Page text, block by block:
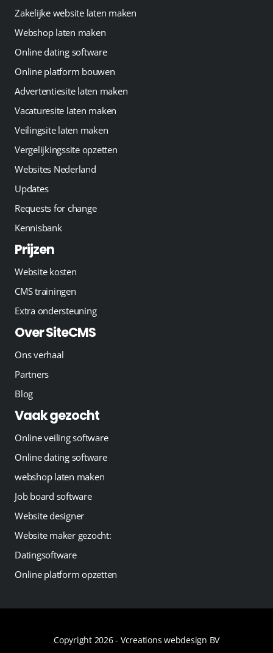
Zakelijke website laten maken
Webshop laten maken
Online dating software
Online platform bouwen
Advertentiesite laten maken
Vacaturesite laten maken
Veilingsite laten maken
Vergelijkingssite opzetten
Websites Nederland
Updates
Requests for change
Kennisbank
Prijzen
Website kosten
CMS trainingen
Extra ondersteuning
Over SiteCMS
Ons verhaal
Partners
Blog
Vaak gezocht
Online veiling software
Online dating software
webshop laten maken
Job board software
Website designer
Website maker gezocht:
Datingsoftware
Online platform opzetten
Copyright 2026 - Vcreations webdesign BV